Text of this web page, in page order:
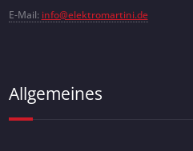
E-Mail: info@elektromartini.de
Allgemeines